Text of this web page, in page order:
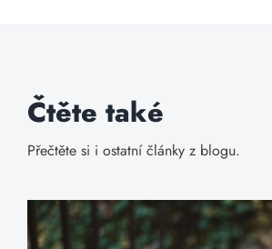
Čtěte také
Přečtěte si i ostatní články z blogu.